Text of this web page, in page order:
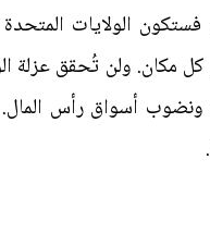
الولايات
مكان. ولن تُحقق عزلة
ونضوب أسواق رأس